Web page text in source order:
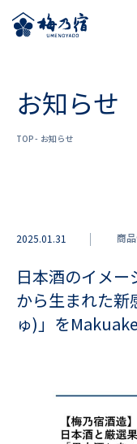
お知らせ
TOP お知らせ
2025.01.31 商
日本酒のイメ
から生まれた新
ゅ)」を